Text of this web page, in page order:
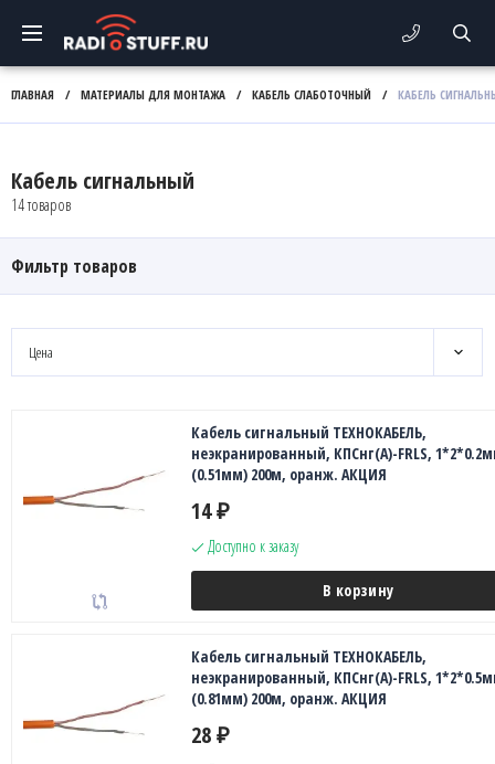
ГЛАВНАЯ / МАТЕРИАЛЫ ДЛЯ МОНТАЖА / КАБЕЛЬ СЛАБОТОЧНЫЙ / КАБЕЛЬ
Кабель сигнальный
14 товаров
Фильтр товаров
Цена
Кабель сигнальный ТЕХНОКАБЕЛЬ,
неэкранированный, КПСнг(А)-FRLS,
(0.51мм) 200м, оранж. АКЦИЯ
14 ₽
Доступно к заказу
В корзину
Кабель сигнальный ТЕХНОКАБЕЛЬ,
неэкранированный, КПСнг(А)-FRLS,
(0.81мм) 200м, оранж. АКЦИЯ
28 ₽